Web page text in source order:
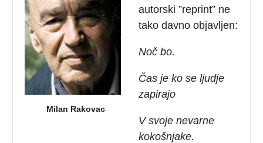
Milan Rakovac
autorski ”reprint” ne
tako davno objavljen:
Noč bo.
Čas je ko se ljudje
zapirajo
V svoje nevarne
kokošnjake.